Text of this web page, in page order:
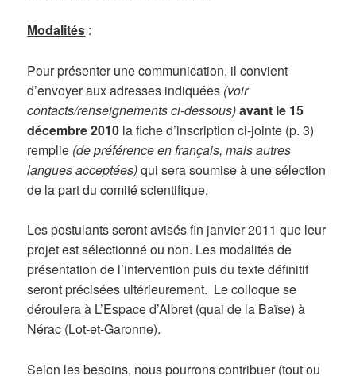
Modalités :
Pour présenter une communication, il convient
d’envoyer aux adresses indiquées (voir
contacts/renseignementsci-dessous)avant le 15
décembre 2010 la fiche d’inscription ci-jointe (p. 3)
remplie (de préférence en français, mais autres
langues acceptées)qui sera soumise à une sélection
de la part du comité scientifique.
Les postulants seront avisés fin janvier 2011 que leur
projet est sélectionné ou non. Les modalités de
présentation de l’intervention puis du texte définitif
seront précisées ultérieurement. Le colloque se
déroulera à L’Espace d’Albret (quai de la Baïse) à
Nérac (Lot-et-Garonne).
Selon les besoins, nous pourrons contribuer (tout ou